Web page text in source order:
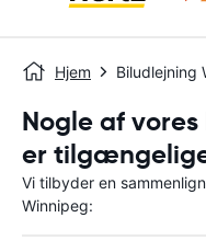
Hjem Biludlejning
Nogle af
er
Vi tilbyder en
Winnipeg: